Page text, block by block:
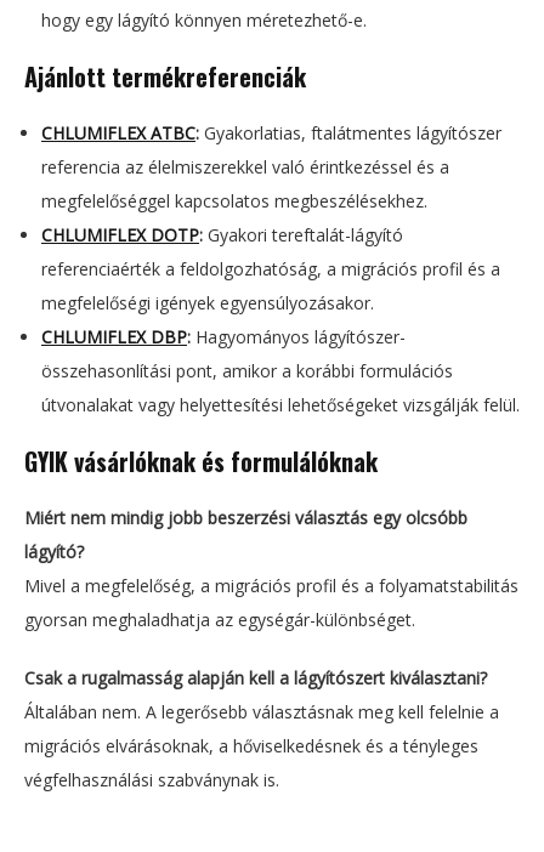
hogy egy lágyító könnyen méretezhető-e.
Ajánlott termékreferenciák
CHLUMIFLEX ATBC: Gyakorlatias, ftalátmentes lágyítószer
referencia az élelmiszerekkel való érintkezéssel és a
megfelelőséggel kapcsolatos megbeszélésekhez.
CHLUMIFLEX DOTP: Gyakori tereftalát-lágyító
referenciaérték a feldolgozhatóság, a migrációs profil és a
megfelelőségi igények egyensúlyozásakor.
CHLUMIFLEX DBP: Hagyományos lágyítószer-
összehasonlítási pont, amikor a korábbi formulációs
útvonalakat vagy helyettesítési lehetőségeket vizsgálják felül.
GYIK vásárlóknak és formulálóknak
Miért nem mindig jobb beszerzési választás egy olcsóbb
lágyító?
Mivel a megfelelőség, a migrációs profil és a folyamatstabilitás
gyorsan meghaladhatja az egységár-különbséget.
Csak a rugalmasság alapján kell a lágyítószert kiválasztani?
Általában nem. A legerősebb választásnak meg kell felelnie a
migrációs elvárásoknak, a hőviselkedésnek és a tényleges
végfelhasználási szabványnak is.